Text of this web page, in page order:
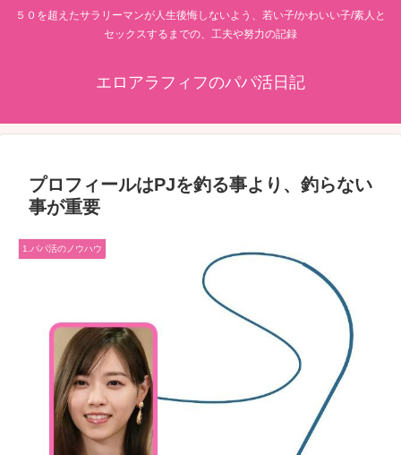
５０を超えたサラリーマンが人生後悔しないよう、若い子/かわいい子/素人と
セックスするまでの、工夫や努力の記録
エロアラフィフのパパ活日記
プロフィールはPJを釣る事より、釣らない
事が重要
1.パパ活のノウハウ